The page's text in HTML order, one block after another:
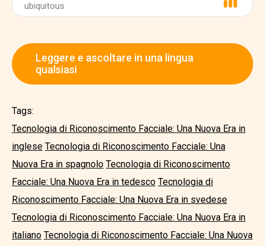
ubiquitous
Leggere e ascoltare in una lingua
qualsiasi
Tags:
Tecnologia di Riconoscimento Facciale: Una Nuova Era in
inglese Tecnologia di Riconoscimento Facciale: Una
Nuova Era in spagnolo Tecnologia di Riconoscimento
Facciale: Una Nuova Era in tedesco Tecnologia di
Riconoscimento Facciale: Una Nuova Era in svedese
Tecnologia di Riconoscimento Facciale: Una Nuova Era in
italiano Tecnologia di Riconoscimento Facciale: Una Nuova